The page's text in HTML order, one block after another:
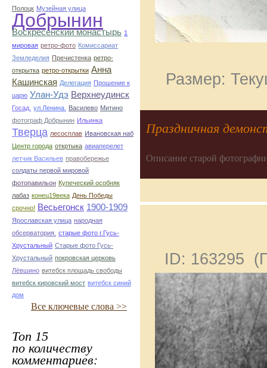
Полоцк Музейная улица
Добрынин
Воскресенский монастырь 1
мировая ретро-фото Комиссариат
Земледелия Пречистенка ретро-
открытка ретро-открытки Анна
Кашинская Делегация Прошение к
царю Улан-Удэ Верхнеудинск
Госад. ул.Ленина. Василево Митино
фотограф Добрынин Ильинка
Тверца лесосплав Ивановская наб
Центр города откртыка авиаперелет
летчик Васильев правобережье
солдаты первой мировой
фотопавильон Купеческий особняк
лабаз конец19века День Победы
срочно! Весьегонск 1900-1909
Ярославская улица народная
обсерватория. старые фото г.Гусь-
Хрустальный Старые фото Гусь-
Хрустальный покровская церковь
Лёвшино витебск площадь свободы
витебск кировский мост витебск синий
дом
Все ключевые слова >>
Топ 15
по количеству
комментариев:
Размер:
Праздничная
Описание старой
ID: 163295